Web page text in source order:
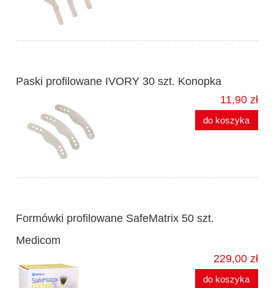
Paski profilowane IVORY 30 szt. Konopka
11,90 zł
do koszyka
Formówki profilowane SafeMatrix 50 szt.
Medicom
229,00 zł
do koszyka